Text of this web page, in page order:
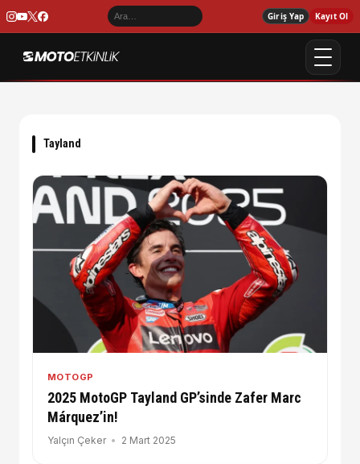
Giriş Yap Kayıt Ol
Tayland
MOTOGP
2025 MotoGP Tayland GP’sinde Zafer Marc
Márquez’in!
Yalçın Çeker 2 Mart 2025